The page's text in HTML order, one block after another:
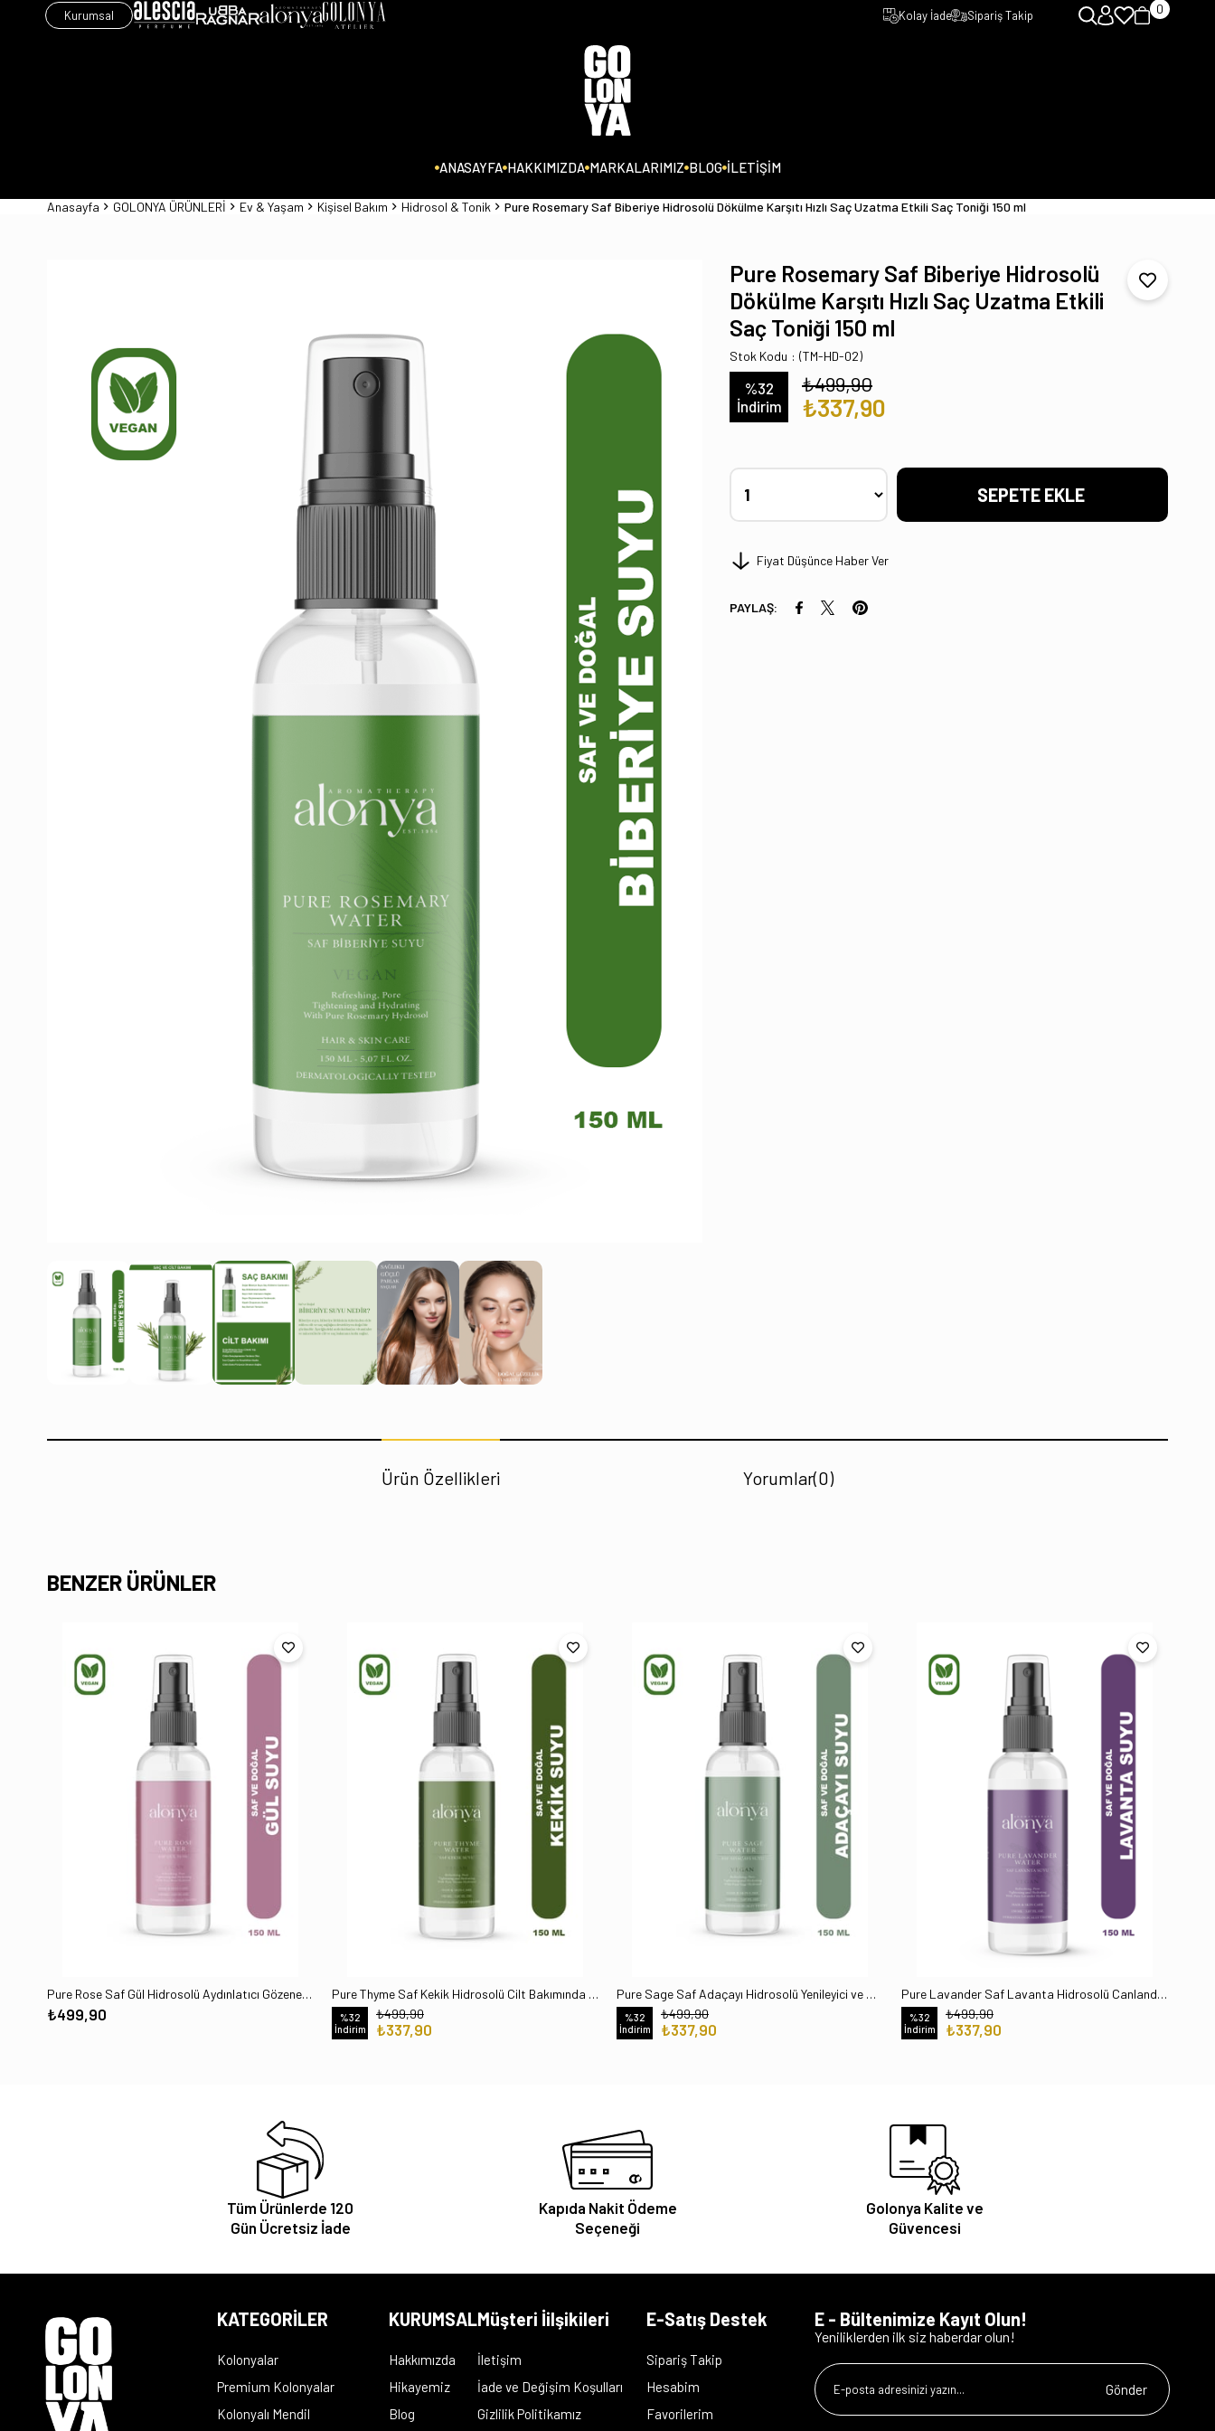
Kurumsal Kolay İade Sipariş Takip 0
ANASAYFA HAKKIMIZDA MARKALARIMIZ BLOG İLETİŞİM
Anasayfa GOLONYA ÜRÜNLERİ Ev & Yaşam Kişisel Bakım Hidrosol & Tonik Pure Rosemary Saf Biberiye Hidrosolü Dökülme Karşıtı Hızlı Saç Uzatma Etkili Saç Toniği 150 ml
Pure Rosemary Saf Biberiye Hidrosolü
Dökülme Karşıtı Hızlı Saç Uzatma Etkili
Saç Toniği 150 ml
Stok Kodu (TM-HD-02)
%32
İndirim
₺499,90
₺337,90
Fiyat Düşünce Haber Ver
PAYLAŞ:
Ürün Özellikleri Yorumlar(0)
BENZER ÜRÜNLER
Pure Rose Saf Gül Hidrosolü Aydınlatıcı Gözenek Sıkılaştırıcı Ve Nemlendirici Tonik 150 ml
₺499,90
Pure Thyme Saf Kekik Hidrosolü Cilt Bakımında Canlandırıcı Arındırıcı Ve Ferahlatıcı Tonik 150 ml
%32
İndirim
₺337,90
₺499,90
Pure Sage Saf Adaçayı Hidrosolü Yenileyici ve Onarıcı Etkili Cilt Bakım Toniği 150 Ml
%32
İndirim
₺337,90
₺499,90
Pure Lavander Saf Lavanta Hidrosolü Canlandırıcı Ve Besleyici Cilt Bakım Toniği 150 ml
%32
İndirim
₺337,90
₺499,90
Tüm Ürünlerde 120
Gün Ücretsiz İade
Kapıda Nakit Ödeme
Seçeneği
Golonya Kalite ve
Güvencesi
KATEGORİLER
Kolonyalar
Premium Kolonyalar
Kolonyalı Mendil
KURUMSAL
Hakkımızda
Hikayemiz
Blog
Müşteri İilşikileri
İletişim
İade ve Değişim Koşulları
Gizlilik Politikamız
E-Satış Destek
Sipariş Takip
Hesabim
Favorilerim
E - Bültenimize Kayıt Olun!
Yeniliklerden ilk siz haberdar olun!
Gönder